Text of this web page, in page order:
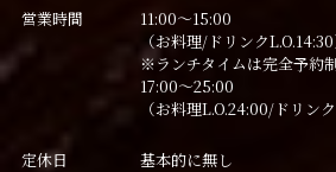
営業時間
11:00～15:00
（お料理/ドリンクL.O.14:30
※ランチタイムは完全予約
17:00～25:00
（お料理L.O.24:00/ドリンク
定休日 基本的に無し